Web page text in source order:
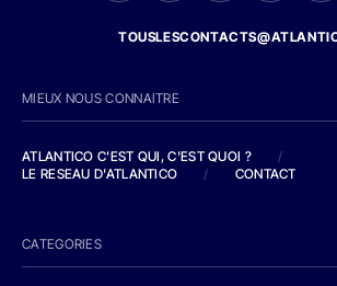
MIEUX NOUS CONNAITRE
ATLANTICO C'EST QUI, C'EST QUOI ?
/
LE RESEAU D'ATLANTICO
/ CONTACT
CATEGORIES